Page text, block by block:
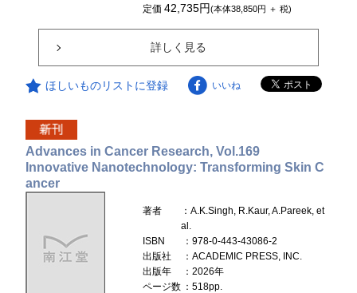
定価42,735円(本体38,850円 ＋ 税)
詳しく見る
ほしいものリストに登録 いいね
Advances in Cancer Research, Vol.169
Innovative Nanotechnology: Transforming Skin C
ancer
著者
：A.K.Singh, R.Kaur, A.Pareek, et
al.
ISBN
：978-0-443-43086-2
出版社
：ACADEMIC PRESS, INC.
出版年
：2026年
ページ数 ：518pp.